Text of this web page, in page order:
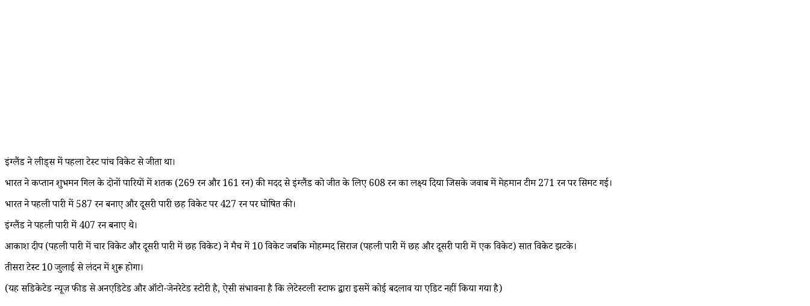
इंग्लैंड ने लीड्स में पहला टेस्ट पांच विकेट से जीता था।
भारत ने कप्तान शुभमन गिल के दोनों पारियों में शतक (269 रन और 161 रन) की मदद से इंग्लैंड को जीत के लिए 608 रन का लक्ष्य दिया जिसके जवाब में मेहमान टीम 271 रन पर सिमट गई।
भारत ने पहली पारी में 587 रन बनाए और दूसरी पारी छह विकेट पर 427 रन पर घोषित की।
इंग्लैंड ने पहली पारी में 407 रन बनाए थे।
आकाश दीप (पहली पारी में चार विकेट और दूसरी पारी में छह विकेट) ने मैच में 10 विकेट जबकि मोहम्मद सिराज (पहली पारी में छह और दूसरी पारी में एक विकेट) सात विकेट झटके।
तीसरा टेस्ट 10 जुलाई से लंदन में शुरू होगा।
(यह सिंडिकेटेड न्यूज़ फीड से अनएडिटेड और ऑटो-जेनरेटेड स्टोरी है, ऐसी संभावना है कि लेटेस्टली स्टाफ द्वारा इसमें कोई बदलाव या एडिट नहीं किया गया है)